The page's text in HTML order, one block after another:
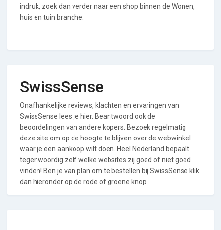
indruk, zoek dan verder naar een shop binnen de Wonen,
huis en tuin branche.
SwissSense
Onafhankelijke reviews, klachten en ervaringen van
SwissSense lees je hier. Beantwoord ook de
beoordelingen van andere kopers. Bezoek regelmatig
deze site om op de hoogte te blijven over de webwinkel
waar je een aankoop wilt doen. Heel Nederland bepaalt
tegenwoordig zelf welke websites zij goed of niet goed
vinden! Ben je van plan om te bestellen bij SwissSense klik
dan hieronder op de rode of groene knop.